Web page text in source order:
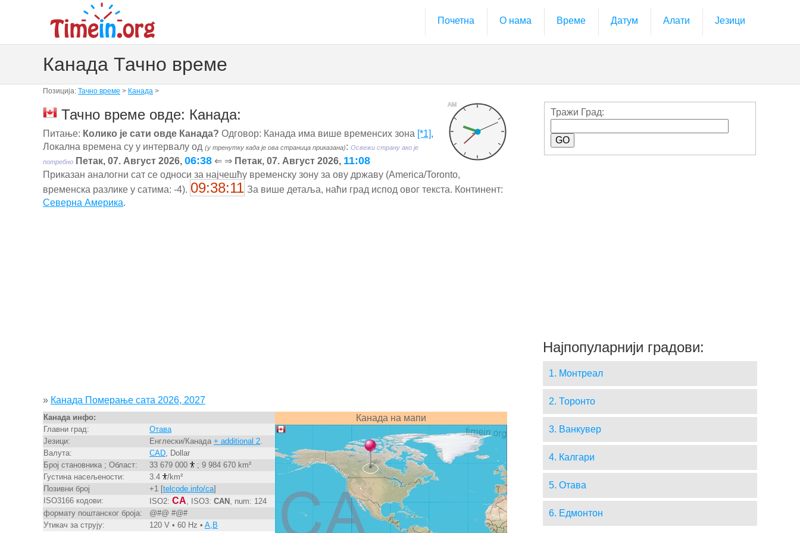
Почетна О нама Време Датум Алати Језици
Канада Тачно време
Позиција: Тачно време > Канада >
AM
Тачно време овде: Канада:
Питање: Колико је сати овде Канада? Одговор: Канада има више временсих зона [*1],
Локална времена су у интервалу од (у тренутку када је ова страница приказана): Освежи страну ако је
потребно Петак, 07. Август 2026, 06:38 ⇐ ⇒ Петак, 07. Август 2026, 11:08
Приказан аналогни сат се односи за најчешћу временску зону за ову државу (America/Toronto,
временска разлике у сатима: -4). 09:38:11 За више детаља, наћи град испод овог текста. Континент:
Северна Америка.
» Канада Померање сата 2026, 2027
Канада инфо:
Главни град:
Отава
Језици:
Енглески/Канада + additional 2.
Валута:
CAD, Dollar
Број становника ; Област:
33 679 000
; 9 984 670 km²
Густина насељености:
3.4
/km²
Позивни број
+1 [telcode.info/ca]
ISO3166 кодови:
ISO2: CA, ISO3: CAN , num: 124
формату поштанског броја:
@#@ #@#
Утикач за струју:
120 V • 60 Hz • A,B
Канада на мапи
Тражи Град:
Најпопуларнији градови:
1. Монтреал
2. Торонто
3. Ванкувер
4. Калгари
5. Отава
6. Едмонтон